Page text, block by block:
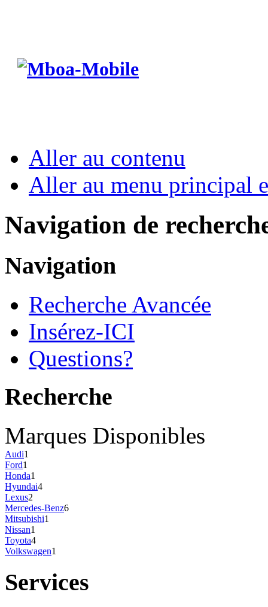
Aller au contenu
Aller au menu principal
Navigation de
Navigation
Recherche Avancée
Insérez-ICI
Questions?
Recherche
Marques Disponibles
Audi1
Ford1
Honda1
Hyundai4
Lexus2
Mercedes-Benz6
Mitsubishi1
Nissan1
Toyota4
Volkswagen1
Services